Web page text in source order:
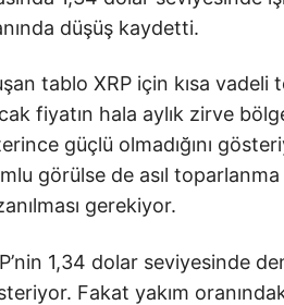
düşüş kaydetti.
tablo XRP için kısa
fiyatın hala aylık zirve
güçlü olmadığını
görülse de asıl
gerekiyor.
1,34 dolar seviyesinde
Fakat yakım